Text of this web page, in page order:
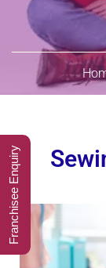
Franchisee Enquiry